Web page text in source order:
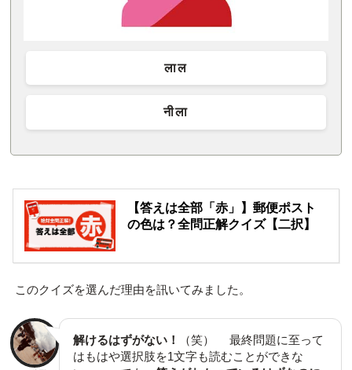
लाल
नीला
【答えは全部「赤」】郵便ポスト
の色は？全問正解クイズ【二択】
このクイズを選んだ理由を訊いてみました。
解けるはずがない！
（笑） 最終問題に至って
はもはや選択肢を1文字も読むことができな